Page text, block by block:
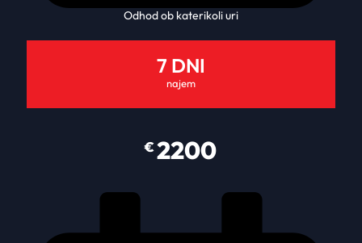
Odhod ob katerikoli uri
7 DNI
najem
€2200